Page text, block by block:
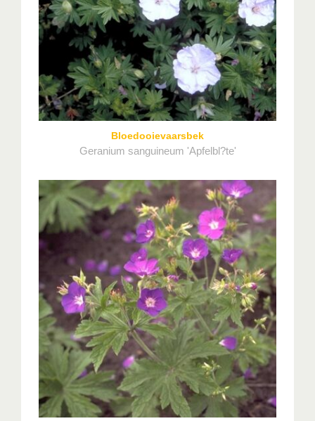
Bloedooievaarsbek
Geranium sanguineum 'Apfelbl?te'